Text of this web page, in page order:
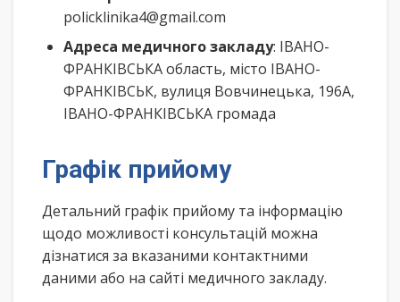
policklinika4@gmail.com
Адреса медичного закладу: ІВАНО-
ФРАНКІВСЬКА область, місто ІВАНО-
ФРАНКІВСЬК, вулиця Вовчинецька, 196А,
ІВАНО-ФРАНКІВСЬКА громада
Графік прийому
Детальний графік прийому та інформацію
щодо можливості консультацій можна
дізнатися за вказаними контактними
даними або на сайті медичного закладу.